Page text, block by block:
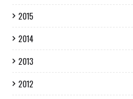
2015
2014
2013
2012